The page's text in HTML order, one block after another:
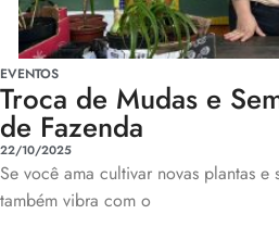
EVENTOS
Troca de Mudas e
de Fazenda
22/10/2025
Se você ama cultivar novas plantas
também vibra com o